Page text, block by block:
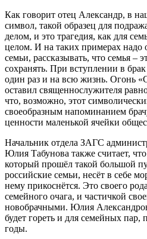
Как говорит отец Александр, в
символ, такой образец для
делом, и это трагедия, как для
целом. И на таких примерах надо
семьи, рассказывать, что семья –
сохранять. При вступлении в
один раз и на всю жизнь. Огонь
оставил священнослужителя
что, возможно, этот
своеобразным напоминанием
ценности маленькой ячейки
Начальник отдела ЗАГС
Юлия Табунова также считает,
который прошёл такой большой
российские семьи, несёт в себе
нему прикоснётся. Это своего
семейного очага, и частичкой
новобрачными. Юлия
будет гореть и для семейных
годы.